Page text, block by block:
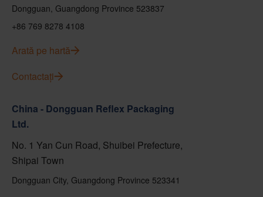
Dongguan, Guangdong Province 523837
+86 769 8278 4108
Arată pe hartă
Contactați
China - Dongguan Reflex Packaging
Ltd.
No. 1 Yan Cun Road, Shuibei Prefecture,
Shipai Town
Dongguan City, Guangdong Province 523341